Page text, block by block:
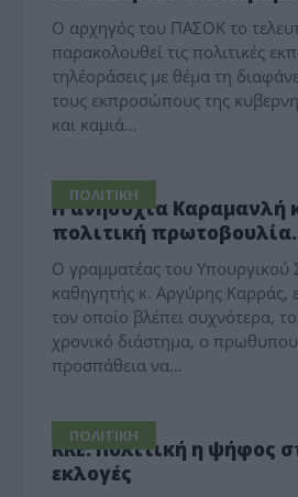
Ο αρχηγός του ΠΑΣΟΚ το
παρακολουθεί τις πολιτικές
τηλέοράσεις με θέμα τη
τους εκπροσώπους της
και καμιά…
ΠΟΛΙΤΙΚΗ
Η ανησυχία Καραμανλή
πολιτική
Ο γραμματέας του Υπουργικού
καθηγητής κ. Αργύρης Καρράς,
τον οποίο βλέπει συχνότερα, το
χρονικό διάστημα, ο
προσπάθεια να…
ΠΟΛΙΤΙΚΗ
ΚΚΕ: Πολιτική η ψήφος
εκλογές